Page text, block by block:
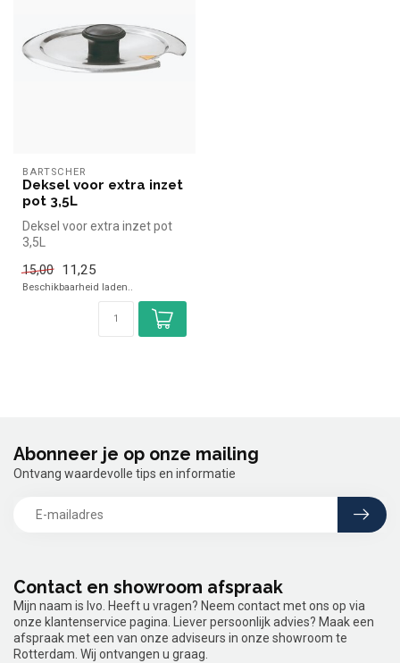
BARTSCHER
Deksel voor extra inzet
pot 3,5L
Deksel voor extra inzet pot
3,5L
15,00
11,25
Beschikbaarheid laden..
Contact en showroom afspraak
Mijn naam is Ivo. Heeft u vragen? Neem contact met ons op via
onze klantenservice pagina. Liever persoonlijk advies? Maak een
afspraak met een van onze adviseurs in onze showroom te
Rotterdam. Wij ontvangen u graag.
Abonneer je op onze mailing
Ontvang waardevolle tips en informatie